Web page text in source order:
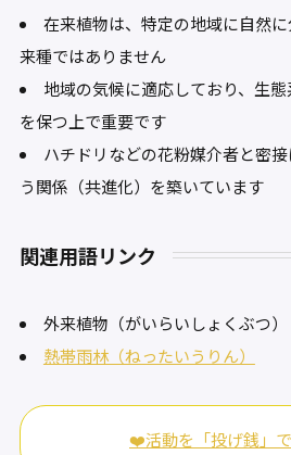
在来植物は、特定の地域に自然
来種ではありません
地域の気候に適応しており、生
を保つ上で重要です
ハチドリなどの花粉媒介者と密
う関係（共進化）を築いています
関連用語リンク
外来植物（がいらいしょくぶつ）
熱帯雨林（ねったいうりん）
❤️活動を「投げ銭」